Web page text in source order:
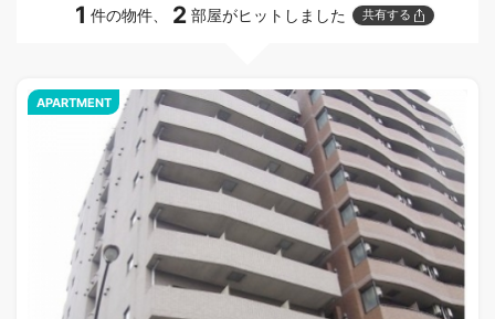
1 件の物件、 2 部屋がヒットしました 共有する
APARTMENT